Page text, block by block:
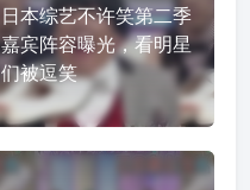
日本综艺不许笑第二季
嘉宾阵容曝光，看明星
们被逗笑